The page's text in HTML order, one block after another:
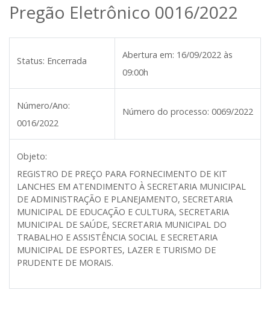
Pregão Eletrônico 0016/2022
Status: Encerrada
Abertura em: 16/09/2022 às
09:00h
Número/Ano:
0016/2022
Número do processo: 0069/2022
Objeto:
REGISTRO DE PREÇO PARA FORNECIMENTO DE KIT
LANCHES EM ATENDIMENTO À SECRETARIA MUNICIPAL
DE ADMINISTRAÇÃO E PLANEJAMENTO, SECRETARIA
MUNICIPAL DE EDUCAÇÃO E CULTURA, SECRETARIA
MUNICIPAL DE SAÚDE, SECRETARIA MUNICIPAL DO
TRABALHO E ASSISTÊNCIA SOCIAL E SECRETARIA
MUNICIPAL DE ESPORTES, LAZER E TURISMO DE
PRUDENTE DE MORAIS.